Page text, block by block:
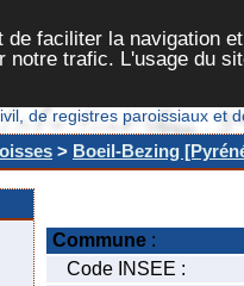
de faciliter la navigation
notre trafic. L'usage du
de registres paroissiaux et
> Boeil-Bezing
Commune :
Code INSEE :